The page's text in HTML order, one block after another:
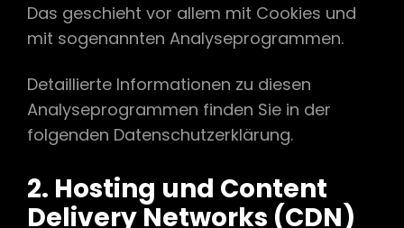
Das geschieht vor allem mit Cookies und
mit sogenannten Analyseprogrammen.
Detaillierte Informationen zu diesen
Analyseprogrammen finden Sie in der
folgenden Datenschutzerklärung.
2. Hosting und Content
Delivery Networks (CDN)